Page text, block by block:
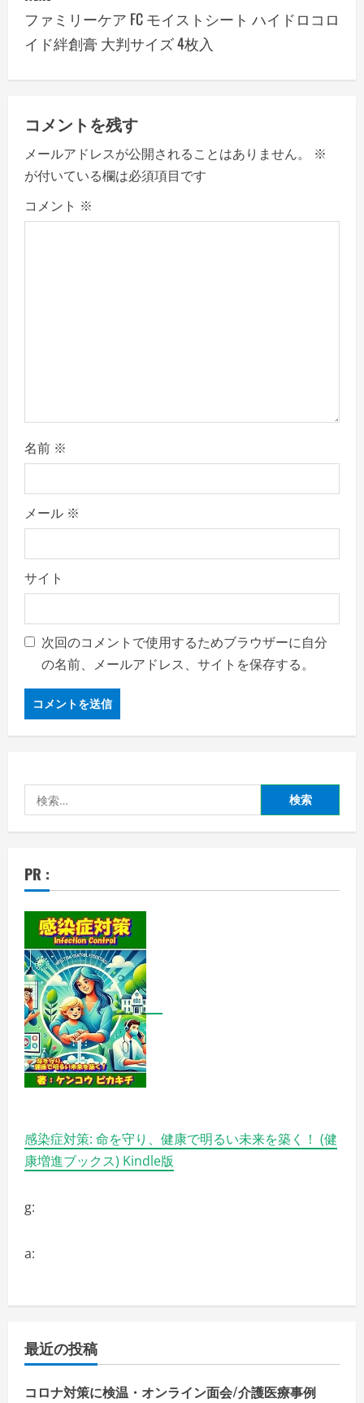
t
n
v
i
g
a
ファミリーケア FC モイストシート ハイドロコロ
イド絆創膏 大判サイズ 4枚入
コメントを残す
メールアドレスが公開されることはありません。
※
が付いている欄は必須項目です
コメント ※
名前 ※
メール ※
サイト
次回のコメントで使用するためブラウザーに自分
の名前、メールアドレス、サイトを保存する。
索:
PR :
感染症対策: 命を守り、健康で明るい未来を築く！ (健
康増進ブックス) Kindle版
g:
a:
最近の投稿
コロナ対策に検温・オンライン面会/介護医療事例